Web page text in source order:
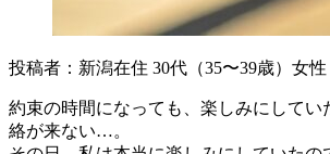
投稿者：新潟在住 30代（35〜39歳）女性
約束の時間になっても、楽しみにしてい
絡が来ない…。